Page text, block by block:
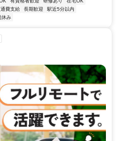
費支給 長期歓迎
駅近5分以内
休み